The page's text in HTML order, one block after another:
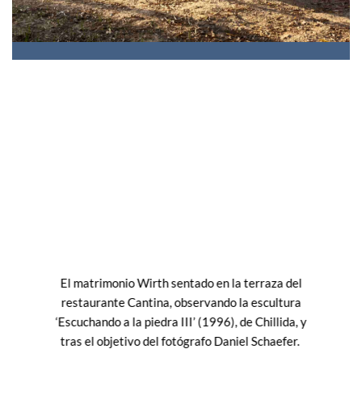
El matrimonio Wirth sentado en la terraza del
restaurante Cantina, observando la escultura
‘Escuchando a la piedra III’ (1996), de Chillida, y
tras el objetivo del fotógrafo Daniel Schaefer.